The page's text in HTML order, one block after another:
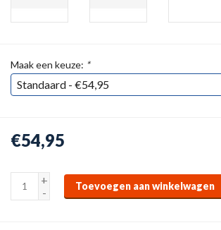
Maak een keuze: *
€54,95
+
-
Toevoegen aan winkelwagen